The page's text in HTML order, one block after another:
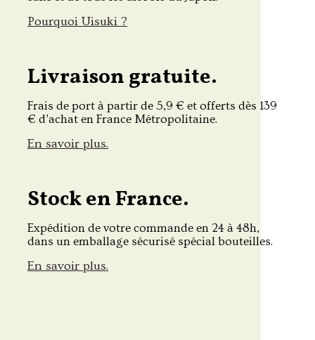
Pourquoi Uisuki ?
Livraison gratuite.
Frais de port à partir de 5,9 € et offerts dès 139
€ d'achat en France Métropolitaine.
En savoir plus.
Stock en France.
Expédition de votre commande en 24 à 48h,
dans un emballage sécurisé spécial bouteilles.
En savoir plus.